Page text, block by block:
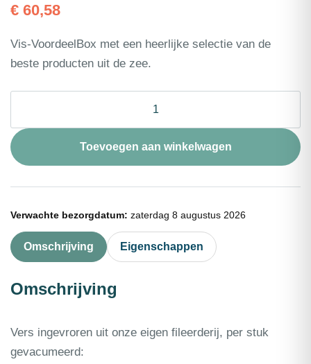
€ 60,58
Vis-VoordeelBox met een heerlijke selectie van de
beste producten uit de zee.
Zalm
&
Zo
aantal
Toevoegen aan winkelwagen
Verwachte bezorgdatum: zaterdag 8 augustus 2026
Omschrijving Eigenschappen
Omschrijving
Vers ingevroren uit onze eigen fileerderij, per stuk
gevacumeerd: